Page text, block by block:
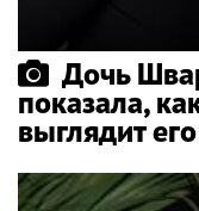
Дочь
показала,
выглядит